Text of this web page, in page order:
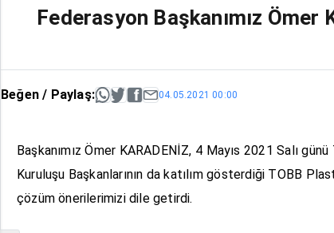
Federasyon Başkanımız
Beğen / Paylaş: 04.05.2021 00:00
Başkanımız Ömer KARADENİZ, 4 Mayıs 2021 Salı
Kuruluşu Başkanlarının da katılım gösterdiği TOBB
çözüm önerilerimizi dile getirdi.